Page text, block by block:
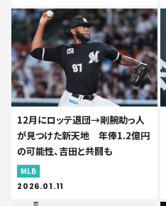
12月にロッテ退団→剛腕助っ人
が見つけた新天地 年俸1.2億円
の可能性、吉田と共闘も
MLB
2026.01.11